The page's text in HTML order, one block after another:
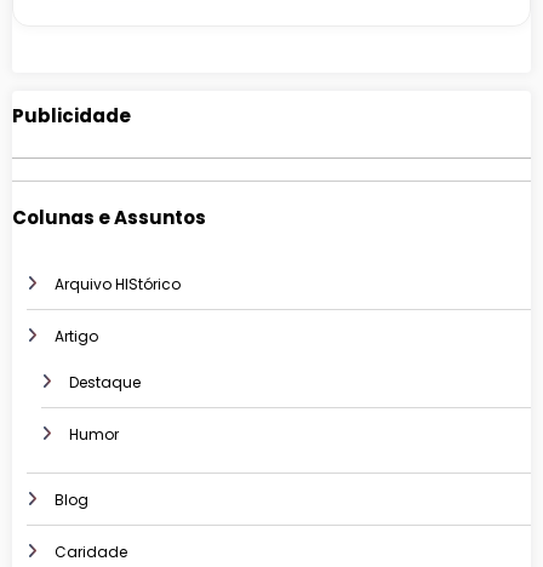
Publicidade
Colunas e Assuntos
Arquivo HIStórico
Artigo
Destaque
Humor
Blog
Caridade